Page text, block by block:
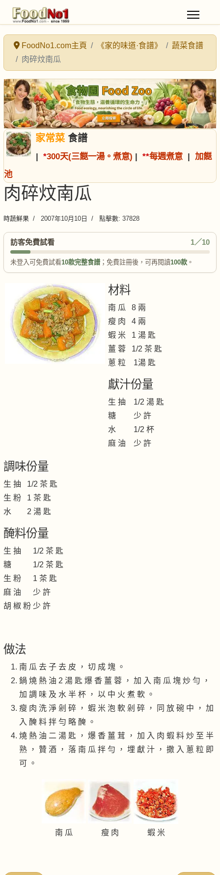
FoodNo1.com主頁 《家的味道·食譜》
蔬菜食譜
肉碎炆南瓜
家常菜食譜
| *300天(三餸一湯。煮意) | **每週煮意 | 加餸
池
肉碎炆南瓜
時蔬鮮果 2007年10月10日 點擊數: 37828
訪客免費試看 1／10
未登入可免費試看10款完整食譜 ；免費註冊後，可再閱讀100款 。
材料
南 瓜 8 兩
瘦 肉 4 兩
蝦 米 1 湯 匙
薑 蓉 1/2 茶 匙
蔥 粒 1湯 匙
獻汁份量
生 抽 1/2 湯 匙
糖 少 許
水 1/2 杯
麻 油 少 許
調味份量
生 抽 1/2 茶 匙
生 粉 1 茶 匙
水 2 湯 匙
醃料份量
生 抽 1/2 茶 匙
糖 1/2 茶 匙
生 粉 1 茶 匙
麻 油 少 許
胡 椒 粉 少 許
做法
南 瓜 去 子 去 皮 ， 切 成 塊 。
鍋 燒 熱 油 2 湯 匙 爆 香 薑 蓉 ， 加 入 南 瓜 塊 炒 勻 ，
加 調 味 及 水 半 杯 ， 以 中 火 煮 軟 。
瘦 肉 洗 淨 剁 碎 ， 蝦 米 泡 軟 剁 碎 ， 同 放 碗 中 ， 加
入 醃 料 拌 勻 略 醃 。
燒 熱 油 二 湯 匙 ， 爆 香 薑 茸 ， 加 入 肉 蝦 料 炒 至 半
熟 ， 贊 酒 ， 落 南 瓜 拌 勻 ， 埋 獻 汁 ， 撒 入 蔥 粒 即
可 。
南 瓜 瘦 肉 蝦 米